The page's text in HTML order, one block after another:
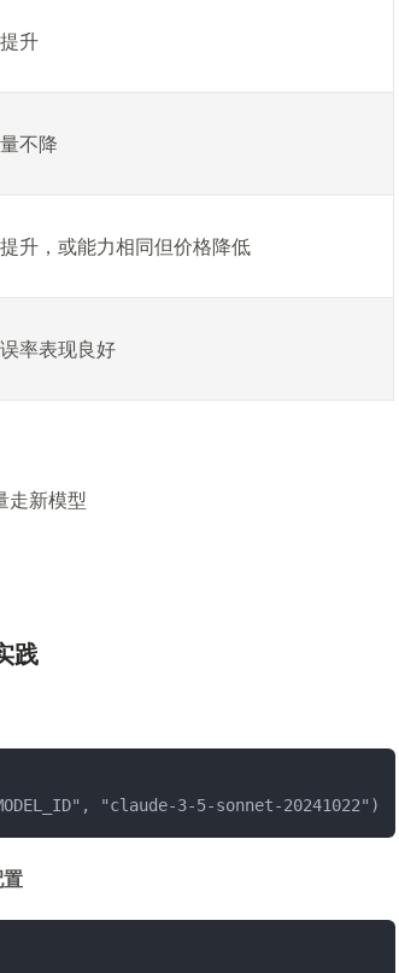
升
不降
升，或能力相同但价格降低
率表现良好
走新模型
践
"claude-3-5-sonnet-20241022")